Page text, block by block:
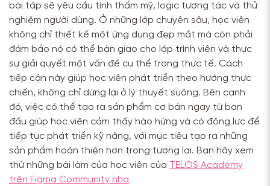
bài tập sẽ yêu cầu tính thẩm mỹ, logic tương tác và thử
nghiệm người dùng. Ở những lớp chuyên sâu, học viên
không chỉ thiết kế một ứng dụng đẹp mắt mà còn phải
đảm bảo nó có thể bàn giao cho lập trình viên và thực
sự giải quyết một vấn đề cụ thể trong thực tế. Cách
tiếp cận này giúp học viên phát triển theo hướng thực
chiến, không chỉ dừng lại ở lý thuyết suông. Bên cạnh
đó, việc có thể tạo ra sản phẩm cơ bản ngay từ ban
đầu giúp học viên cảm thấy hào hứng và có động lực để
tiếp tục phát triển kỹ năng, với mục tiêu tạo ra những
sản phẩm hoàn thiện hơn trong tương lai. Bạn hãy xem
thử những bài làm của học viên của TELOS Academy
trên Figma Community nha